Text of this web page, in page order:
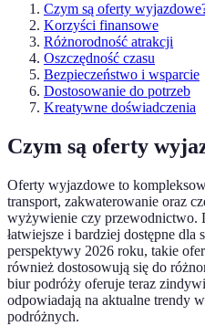
Czym są oferty
Korzyści finansowe
Różnorodność atrakcji
Oszczędność czasu
Bezpieczeństwo i wsparcie
Dostosowanie do potrzeb
Kreatywne doświadczenia
Czym są oferty
Oferty wyjazdowe to
transport, zakwaterowanie oraz
wyżywienie czy przewodnictwo.
łatwiejsze i bardziej dostępne dla
perspektywy 2026 roku, takie
również dostosowują się do
biur podróży oferuje teraz
odpowiadają na aktualne trendy
podróżnych.